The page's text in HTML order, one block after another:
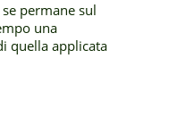
permane sul
una
quella applicata